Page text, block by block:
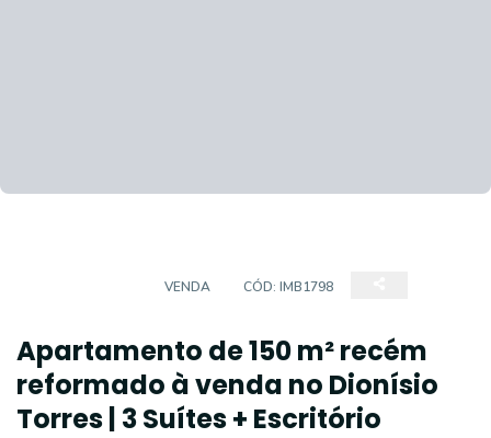
VENDA CÓD: IMB1798
Apartamento de 150 m² recém
reformado à venda no Dionísio
Torres | 3 Suítes + Escritório